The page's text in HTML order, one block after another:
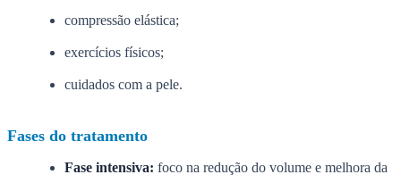
compressão elástica;
exercícios físicos;
cuidados com a pele.
Fases do tratamento
Fase intensiva: foco na redução do volume e melhora da